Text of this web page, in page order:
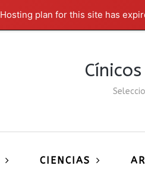
Hosting plan for this site has
CIENCIAS